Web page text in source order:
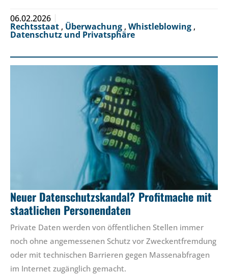
06.02.2026
Rechtsstaat , Überwachung , Whistleblowing ,
Datenschutz und Privatsphäre
Neuer Datenschutzskandal? Profitmache mit
staatlichen Personendaten
Private Daten werden von öffentlichen Stellen immer
noch ohne angemessenen Schutz vor Zweckentfremdung
oder mit technischen Barrieren gegen Massenabfragen
im Internet zugänglich gemacht.